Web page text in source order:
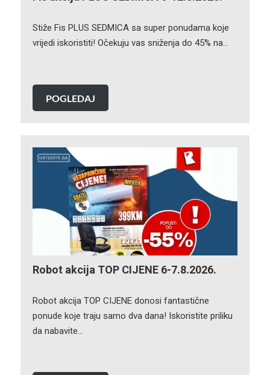
Stiže Fis PLUS SEDMICA sa super ponudama koje
vrijedi iskoristiti! Očekuju vas sniženja do 45% na…
POGLEDAJ
Robot akcija TOP CIJENE 6-7.8.2026.
Robot akcija TOP CIJENE donosi fantastične
ponude koje traju samo dva dana! Iskoristite priliku
da nabavite…